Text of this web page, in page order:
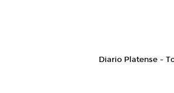
Diario Platense -